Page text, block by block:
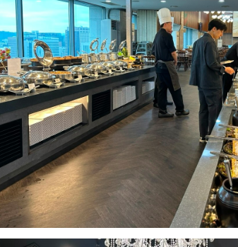
오펠리스 소식 예비부부코칭
후기
신 소중한 후기입니다.